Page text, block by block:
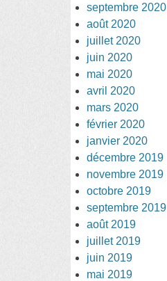
septembre 2020
août 2020
juillet 2020
juin 2020
mai 2020
avril 2020
mars 2020
février 2020
janvier 2020
décembre 2019
novembre 2019
octobre 2019
septembre 2019
août 2019
juillet 2019
juin 2019
mai 2019